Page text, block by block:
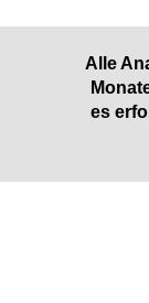
Alle
es